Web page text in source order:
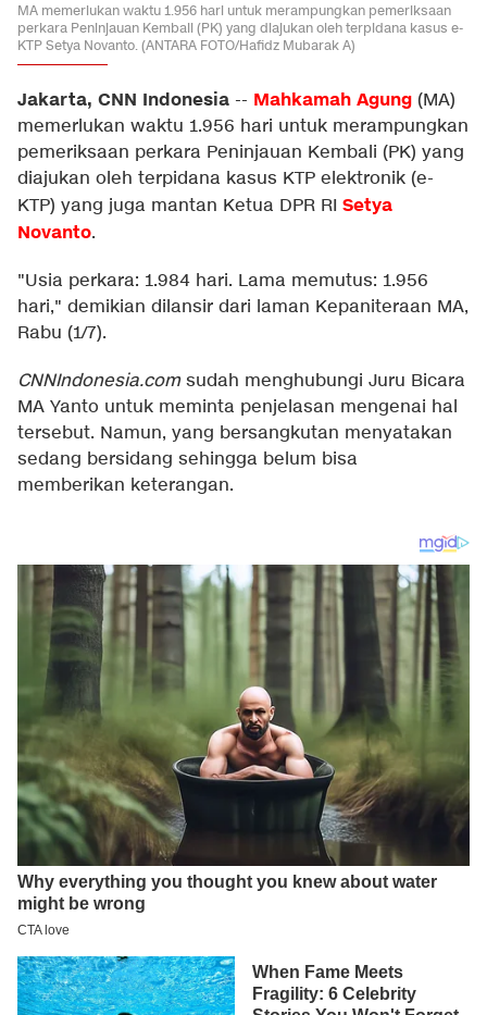
MA memerlukan waktu 1.956 hari untuk merampungkan pemeriksaan
perkara Peninjauan Kembali (PK) yang diajukan oleh terpidana kasus e-
KTP Setya Novanto. (ANTARA FOTO/Hafidz Mubarak A)
Jakarta, CNN Indonesia -- Mahkamah Agung (MA)
memerlukan waktu 1.956 hari untuk merampungkan
pemeriksaan perkara Peninjauan Kembali (PK) yang
diajukan oleh terpidana kasus KTP elektronik (e-
KTP) yang juga mantan Ketua DPR RI Setya
Novanto.
"Usia perkara: 1.984 hari. Lama memutus: 1.956
hari," demikian dilansir dari laman Kepaniteraan MA,
Rabu (1/7).
CNNIndonesia.comsudah menghubungi Juru Bicara
MA Yanto untuk meminta penjelasan mengenai hal
tersebut. Namun, yang bersangkutan menyatakan
sedang bersidang sehingga belum bisa
memberikan keterangan.